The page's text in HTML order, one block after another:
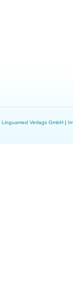
Linguamed Verlags GmbH|